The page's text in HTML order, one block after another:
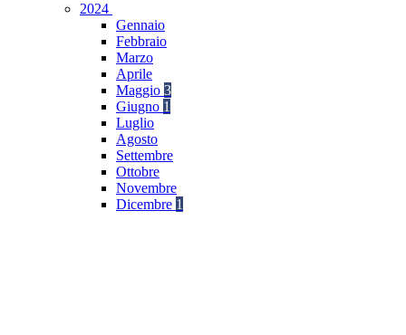
2024
Gennaio
Febbraio
Marzo
Aprile
Maggio 3
Giugno 1
Luglio
Agosto
Settembre
Ottobre
Novembre
Dicembre 1